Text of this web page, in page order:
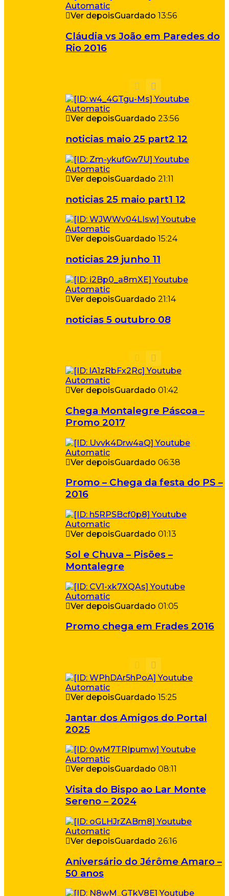
Ver depoisGuardado 13:56
Cláudia vs João em Paredes do
Rio 2016
Ver depoisGuardado 23:56
noticias maio 25 part2 12
Ver depoisGuardado 21:11
noticias 25 maio part1 12
Ver depoisGuardado 15:24
noticias 29 junho 11
Ver depoisGuardado 21:14
noticias 5 outubro 08
Ver depoisGuardado 01:42
Chega Montalegre Páscoa –
Promo 2017
Ver depoisGuardado 06:38
Promo – Chega da festa do PS –
2016
Ver depoisGuardado 01:13
Sol e Chuva – Pisões –
Montalegre
Ver depoisGuardado 01:05
Promo chega em Frades 2016
Ver depoisGuardado 15:25
Jantar dos Amigos do Portal
2025
Ver depoisGuardado 08:11
Visita do Bispo ao Lar Monte
Sereno – 2024
Ver depoisGuardado 26:16
Aniversário do Jérôme Amaro –
50 anos